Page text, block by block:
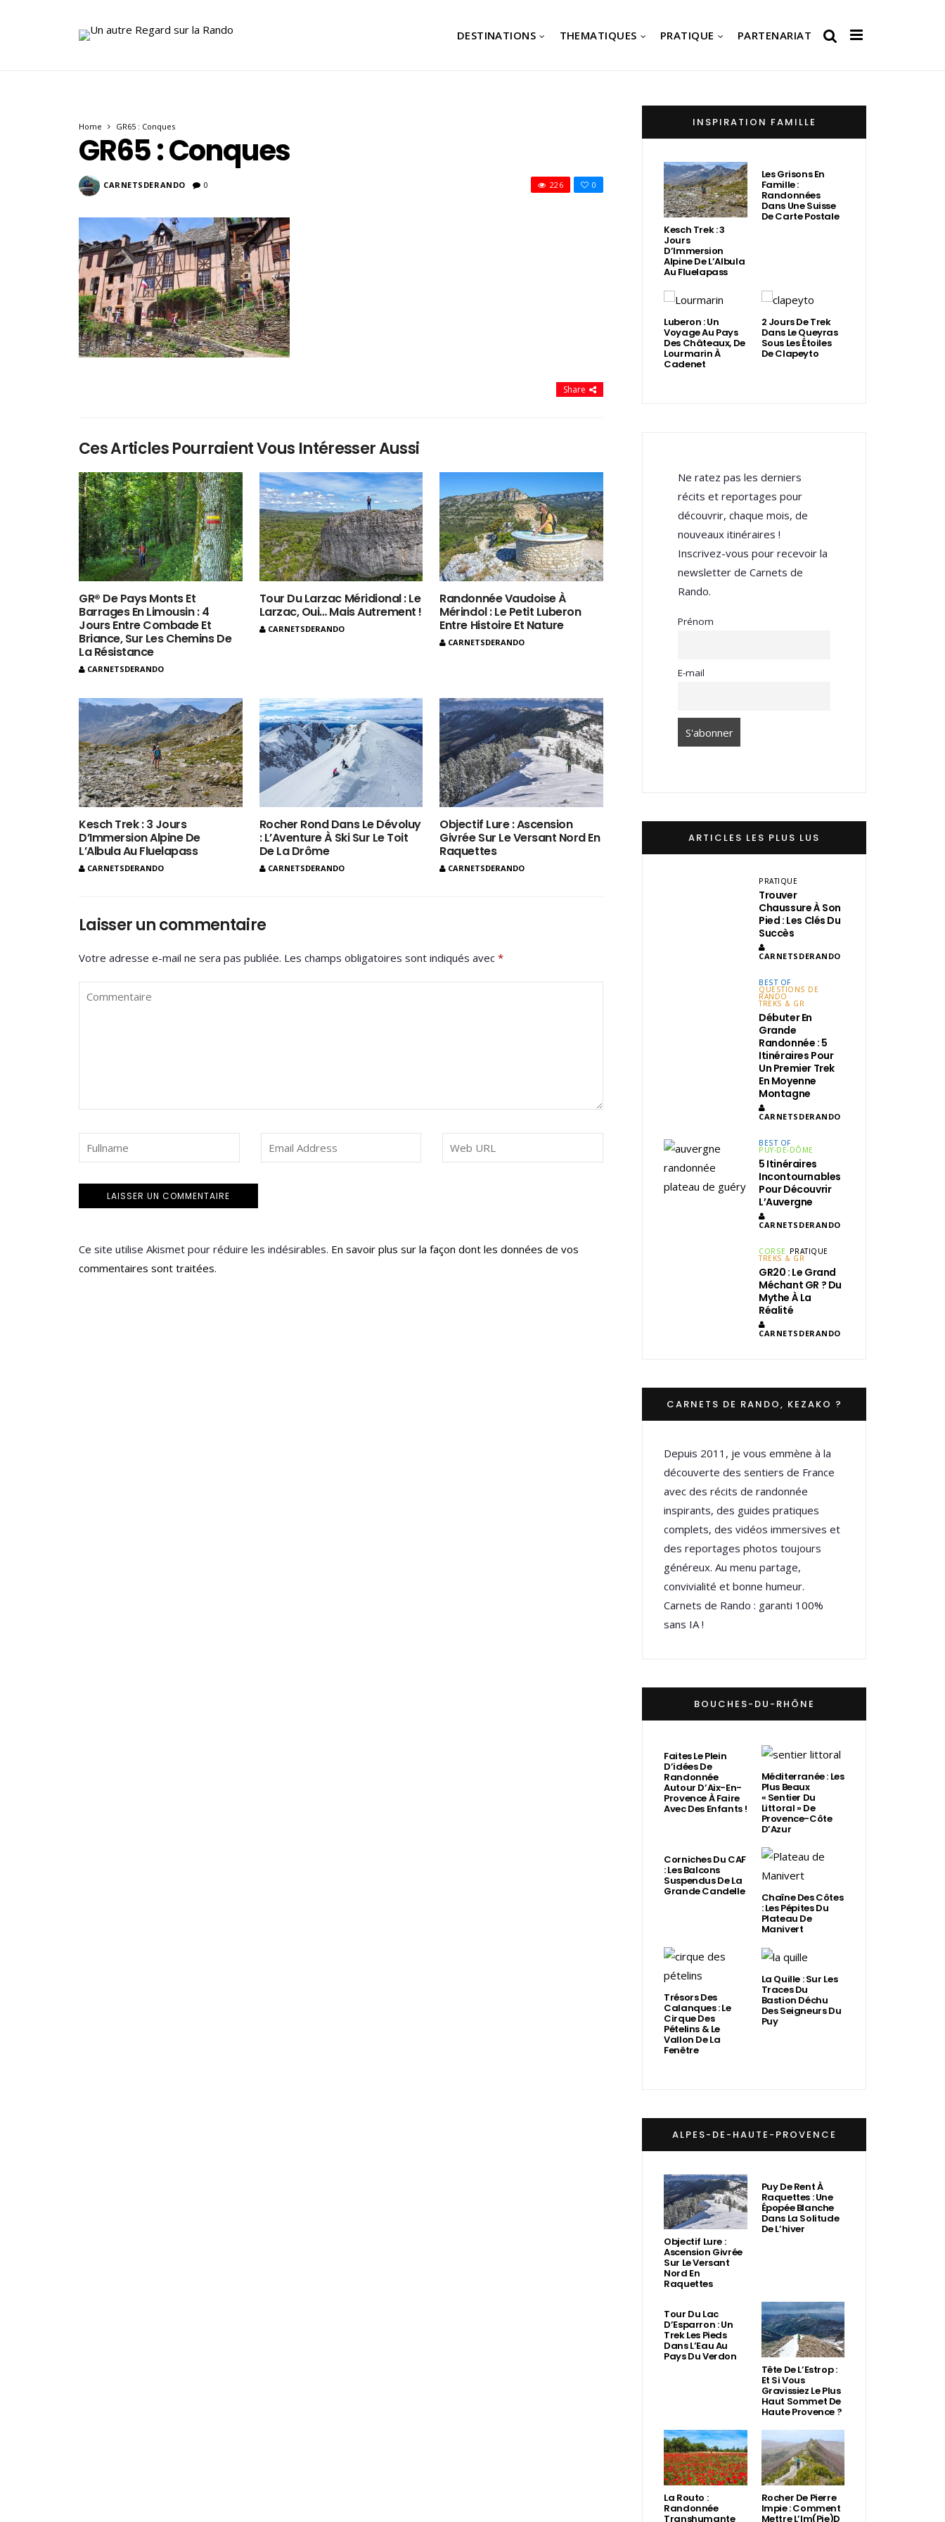
DESTINATIONS THEMATIQUES PRATIQUE PARTENARIAT
Home GR65 : Conques
GR65 : Conques
CARNETSDERANDO 0 0
226
Share
Ces Articles Pourraient Vous Intéresser Aussi
GR® De Pays Monts Et
Barrages En Limousin : 4
Jours Entre Combade Et
Briance, Sur Les Chemins De
La Résistance
CARNETSDERANDO
Tour Du Larzac Méridional : Le
Larzac, Oui… Mais Autrement !
CARNETSDERANDO
Randonnée Vaudoise À
Mérindol : Le Petit Luberon
Entre Histoire Et Nature
CARNETSDERANDO
Kesch Trek : 3 Jours
D’Immersion Alpine De
L’Albula Au Fluelapass
CARNETSDERANDO
Rocher Rond Dans Le Dévoluy
: L’Aventure À Ski Sur Le Toit
De La Drôme
CARNETSDERANDO
Objectif Lure : Ascension
Givrée Sur Le Versant Nord En
Raquettes
CARNETSDERANDO
Laisser un commentaire
Votre adresse e-mail ne sera pas publiée. Les champs obligatoires sont indiqués avec *
Ce site utilise Akismet pour réduire les indésirables. En savoir plus sur la façon dont les données de vos
commentaires sont traitées.
INSPIRATION FAMILLE
Kesch Trek : 3
Jours
D’Immersion
Alpine De L’Albula
Au Fluelapass
Les Grisons En
Famille :
Randonnées
Dans Une Suisse
De Carte Postale
Luberon : Un
Voyage Au Pays
Des Châteaux, De
Lourmarin À
Cadenet
2 Jours De Trek
Dans Le Queyras
Sous Les Étoiles
De Clapeyto
Ne ratez pas les derniers
récits et reportages pour
découvrir, chaque mois, de
nouveaux itinéraires !
Inscrivez-vous pour recevoir la
newsletter de Carnets de
Rando.
Prénom
E-mail
ARTICLES LES PLUS LUS
PRATIQUE
Trouver
Chaussure À Son
Pied : Les Clés Du
Succès
CARNETSDERANDO
BEST OF
QUESTIONS DE
RANDO
TREKS & GR
Débuter En
Grande
Randonnée : 5
Itinéraires Pour
Un Premier Trek
En Moyenne
Montagne
CARNETSDERANDO
BEST OF
PUY-DE-DÔME
5 Itinéraires
Incontournables
Pour Découvrir
L’Auvergne
CARNETSDERANDO
CORSE PRATIQUE
TREKS & GR
GR20 : Le Grand
Méchant GR ? Du
Mythe À La
Réalité
CARNETSDERANDO
CARNETS DE RANDO, KEZAKO ?
Depuis 2011, je vous emmène à la
découverte des sentiers de France
avec des récits de randonnée
inspirants, des guides pratiques
complets, des vidéos immersives et
des reportages photos toujours
généreux. Au menu partage,
convivialité et bonne humeur.
Carnets de Rando : garanti 100%
sans IA !
BOUCHES-DU-RHÔNE
Faites Le Plein
D’idées De
Randonnée
Autour D’Aix-En-
Provence À Faire
Avec Des Enfants !
Méditerranée : Les
Plus Beaux
« Sentier Du
Littoral » De
Provence-Côte
D’Azur
Corniches Du CAF
: Les Balcons
Suspendus De La
Grande Candelle Chaîne Des Côtes
: Les Pépites Du
Plateau De
Manivert
Trésors Des
Calanques : Le
Cirque Des
Pételins & Le
Vallon De La
Fenêtre
La Quille : Sur Les
Traces Du
Bastion Déchu
Des Seigneurs Du
Puy
ALPES-DE-HAUTE-PROVENCE
Objectif Lure :
Ascension Givrée
Sur Le Versant
Nord En
Raquettes
Puy De Rent À
Raquettes : Une
Épopée Blanche
Dans La Solitude
De L’hiver
Tour Du Lac
D’Esparron : Un
Trek Les Pieds
Dans L’Eau Au
Pays Du Verdon
Tête De L’Estrop :
Et Si Vous
Gravissiez Le Plus
Haut Sommet De
Haute Provence ?
La Routo :
Randonnée
Transhumante
Rocher De Pierre
Impie : Comment
Mettre L’Im(Pie)d